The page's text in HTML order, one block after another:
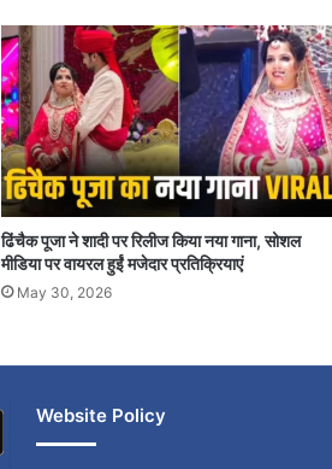
ढिंचैक पूजा ने शादी पर रिलीज किया नया गाना, सोशल
मीडिया पर वायरल हुईं मजेदार प्रतिक्रियाएं
May 30, 2026
Website Policy